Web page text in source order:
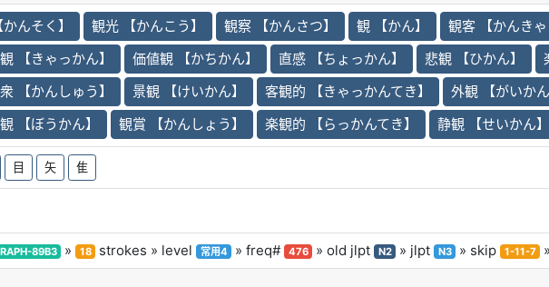
んそく】 観光 【かんこう】 観察 【かんさつ】 観 【かん】 観客 【かんきゃ
【きゃっかん】 価値観 【かちかん】 直感 【ちょっかん】 悲観 【ひかん】
【かんしゅう】 景観 【けいかん】 客観的 【きゃっかんてき】 外観 【がいかん
【ぼうかん】 観賞 【かんしょう】 楽観的 【らっかんてき】 静観 【せいかん】
目 矢 隹
89B3 » 18 strokes » level 常用4 » freq# 476 » old jlpt N2 » jlpt N3 » skip 1-11-7 »